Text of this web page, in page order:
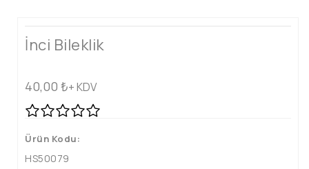
İnci Bileklik
40,00 ₺+ KDV
Ürün Kodu:
HS50079